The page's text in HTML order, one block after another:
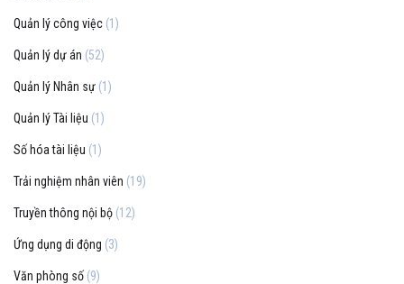
Quản lý công việc (1)
Quản lý dự án (52)
Quản lý Nhân sự (1)
Quản lý Tài liệu (1)
Số hóa tài liệu (1)
Trải nghiệm nhân viên (19)
Truyền thông nội bộ (12)
Ứng dụng di động (3)
Văn phòng số (9)